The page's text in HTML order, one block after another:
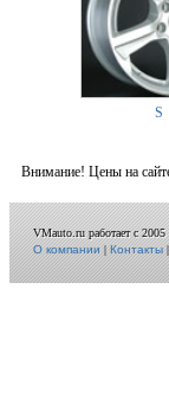
S
Внимание! Цены на
VMauto.ru работает с 2005
О компании|Контакты